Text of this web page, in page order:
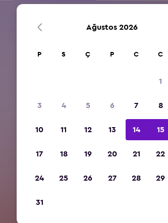
Ağustos 2026
P S Ç P C C
1
3 4 5 6 7 8
10 11 12 13 14 15
17 18 19 20 21 22
24 25 26 27 28 29
31